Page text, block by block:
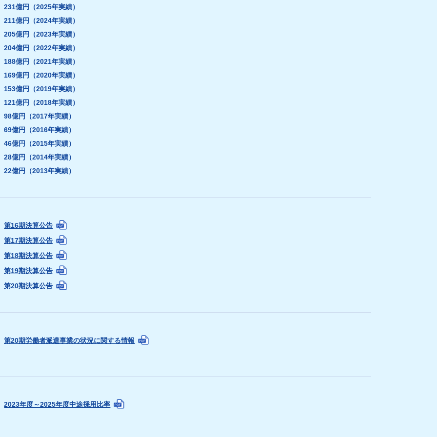
231億円（2025年実績）
211億円（2024年実績）
205億円（2023年実績）
204億円（2022年実績）
188億円（2021年実績）
169億円（2020年実績）
153億円（2019年実績）
121億円（2018年実績）
98億円（2017年実績）
69億円（2016年実績）
46億円（2015年実績）
28億円（2014年実績）
22億円（2013年実績）
第16期決算公告
第17期決算公告
第18期決算公告
第19期決算公告
第20期決算公告
第20期労働者派遣事業の状況に関する情報
2023年度～2025年度中途採用比率